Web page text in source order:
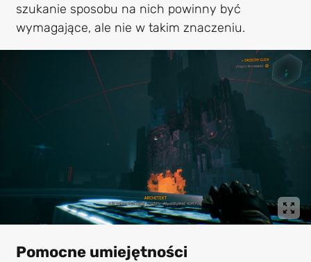
szukanie sposobu na nich powinny być
wymagające, ale nie w takim znaczeniu.
Pomocne umiejętności